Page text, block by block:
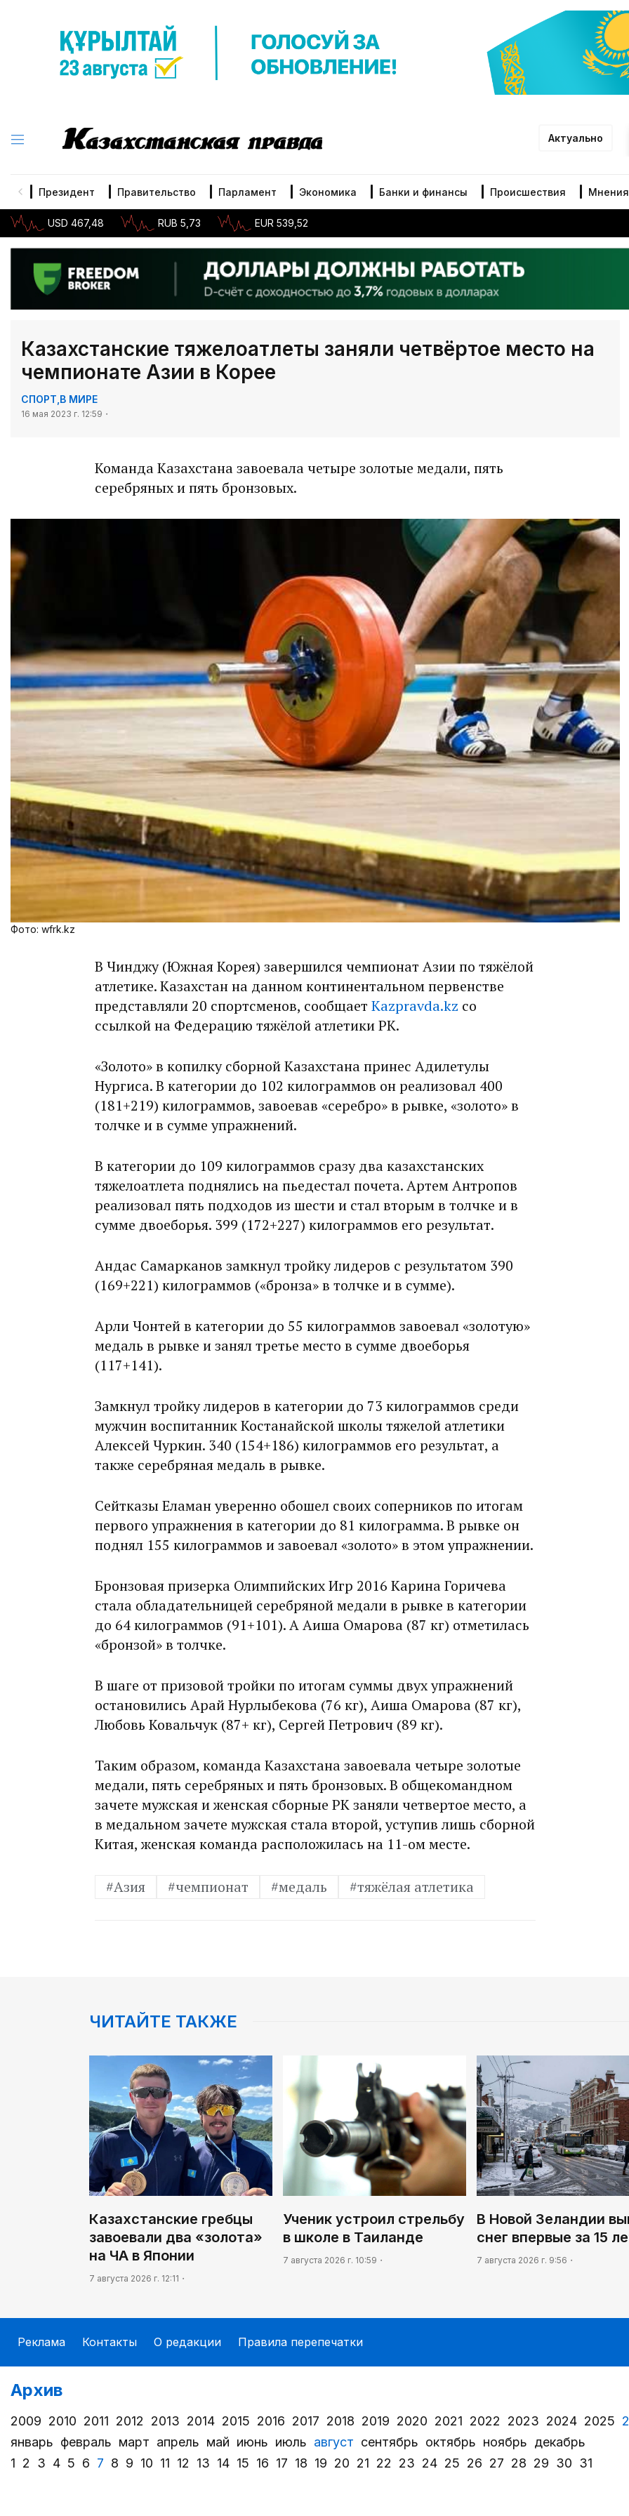
Актуально
Президент Правительство Парламент Экономика Банки и финансы Происшествия Мнения
USD 467,48 RUB 5,73 EUR 539,52
Казахстанские тяжелоатлеты заняли четвёртое место на
чемпионате Азии в Корее
СПОРТ В МИРЕ
16 мая 2023 г. 12:59
Команда Казахстана завоевала четыре золотые медали, пять
серебряных и пять бронзовых.
Фото: wfrk.kz
В Чинджу (Южная Корея) завершился чемпионат Азии по тяжёлой
атлетике. Казахстан на данном континентальном первенстве
представляли 20 спортсменов, сообщает Kazpravda.kz со
ссылкой на Федерацию тяжёлой атлетики РК.
«Золото» в копилку сборной Казахстана принес Адилетулы
Нургиса. В категории до 102 килограммов он реализовал 400
(181+219) килограммов, завоевав «серебро» в рывке, «золото» в
толчке и в сумме упражнений.
В категории до 109 килограммов сразу два казахстанских
тяжелоатлета поднялись на пьедестал почета. Артем Антропов
реализовал пять подходов из шести и стал вторым в толчке и в
сумме двоеборья. 399 (172+227) килограммов его результат.
Андас Самарканов замкнул тройку лидеров с результатом 390
(169+221) килограммов («бронза» в толчке и в сумме).
Арли Чонтей в категории до 55 килограммов завоевал «золотую»
медаль в рывке и занял третье место в сумме двоеборья
(117+141).
Замкнул тройку лидеров в категории до 73 килограммов среди
мужчин воспитанник Костанайской школы тяжелой атлетики
Алексей Чуркин. 340 (154+186) килограммов его результат, а
также серебряная медаль в рывке.
Сейтказы Еламан уверенно обошел своих соперников по итогам
первого упражнения в категории до 81 килограмма. В рывке он
поднял 155 килограммов и завоевал «золото» в этом упражнении.
Бронзовая призерка Олимпийских Игр 2016 Карина Горичева
стала обладательницей серебряной медали в рывке в категории
до 64 килограммов (91+101). А Аиша Омарова (87 кг) отметилась
«бронзой» в толчке.
В шаге от призовой тройки по итогам суммы двух упражнений
остановились Арай Нурлыбекова (76 кг), Аиша Омарова (87 кг),
Любовь Ковальчук (87+ кг), Сергей Петрович (89 кг).
Таким образом, команда Казахстана завоевала четыре золотые
медали, пять серебряных и пять бронзовых. В общекомандном
зачете мужская и женская сборные РК заняли четвертое место, а
в медальном зачете мужская стала второй, уступив лишь сборной
Китая, женская команда расположилась на 11-ом месте.
#Азия #чемпионат #медаль #тяжёлая атлетика
ЧИТАЙТЕ ТАКЖЕ
Казахстанские гребцы
завоевали два «золота»
на ЧА в Японии
7 августа 2026 г. 12:11
Ученик устроил стрельбу
в школе в Таиланде
7 августа 2026 г. 10:59
В Новой Зеландии
снег впервые за 15
7 августа 2026 г. 9:56
Реклама Контакты О редакции Правила перепечатки
Архив
2009 2010 2011 2012 2013 2014 2015 2016 2017 2018 2019 2020 2021 2022 2023 2024 2025
январь февраль март апрель май июнь июль август сентябрь октябрь ноябрь декабрь
1 2 3 4 5 6 7 8 9 10 11 12 13 14 15 16 17 18 19 20 21 22 23 24 25 26 27 28 29 30 31